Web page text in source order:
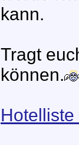
kann.
Tragt
können.